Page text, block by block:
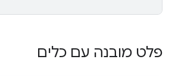
פלט מובנה עם כלים